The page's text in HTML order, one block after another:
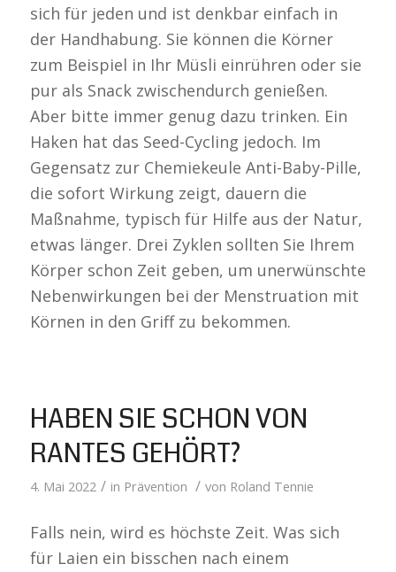
sich für jeden und ist denkbar einfach in
der Handhabung. Sie können die Körner
zum Beispiel in Ihr Müsli einrühren oder sie
pur als Snack zwischendurch genießen.
Aber bitte immer genug dazu trinken. Ein
Haken hat das Seed-Cycling jedoch. Im
Gegensatz zur Chemiekeule Anti-Baby-Pille,
die sofort Wirkung zeigt, dauern die
Maßnahme, typisch für Hilfe aus der Natur,
etwas länger. Drei Zyklen sollten Sie Ihrem
Körper schon Zeit geben, um unerwünschte
Nebenwirkungen bei der Menstruation mit
Körnen in den Griff zu bekommen.
HABEN SIE SCHON VON
RANTES GEHÖRT?
4. Mai 2022 / in Prävention / von Roland Tennie
Falls nein, wird es höchste Zeit. Was sich
für Laien ein bisschen nach einem